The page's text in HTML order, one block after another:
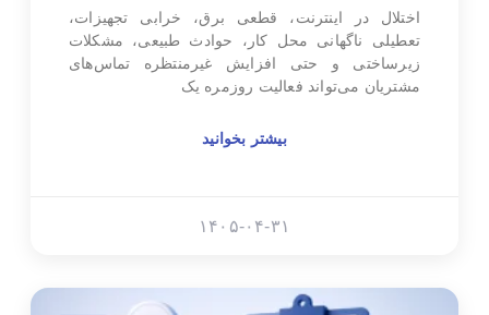
اختلال در اینترنت، قطعی برق، خرابی تجهیزات،
تعطیلی ناگهانی محل کار، حوادث طبیعی، مشکلات
زیرساختی و حتی افزایش غیرمنتظره تماس‌های
مشتریان می‌تواند فعالیت روزمره یک
بیشتر بخوانید
۱۴۰۵-۰۴-۳۱